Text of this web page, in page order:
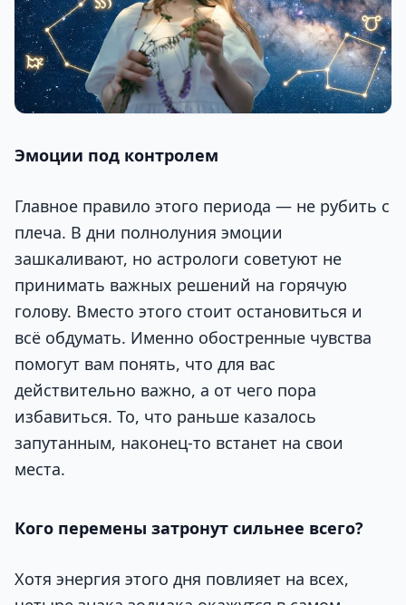
Эмоции под контролем
Главное правило этого периода — не рубить с
плеча. В дни полнолуния эмоции
зашкаливают, но астрологи советуют не
принимать важных решений на горячую
голову. Вместо этого стоит остановиться и
всё обдумать. Именно обостренные чувства
помогут вам понять, что для вас
действительно важно, а от чего пора
избавиться. То, что раньше казалось
запутанным, наконец-то встанет на свои
места.
Кого перемены затронут сильнее всего?
Хотя энергия этого дня повлияет на всех,